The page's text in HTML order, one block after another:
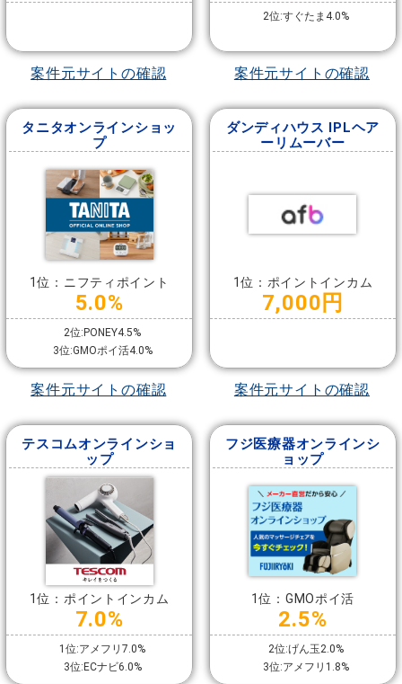
案件元サイトの確認
2位:すぐたま4.0%
案件元サイトの確認
タニタオンラインショッ
プ
1位：ニフティポイント
5.0%
2位:PONEY4.5%
3位:GMOポイ活4.0%
案件元サイトの確認
ダンディハウス IPLヘア
ーリムーバー
1位：ポイントインカム
7,000円
案件元サイトの確認
テスコムオンラインショ
ップ
1位：ポイントインカム
7.0%
1位:アメフリ7.0%
3位:ECナビ6.0%
フジ医療器オンラインシ
ョップ
1位：GMOポイ活
2.5%
2位:げん玉2.0%
3位:アメフリ1.8%